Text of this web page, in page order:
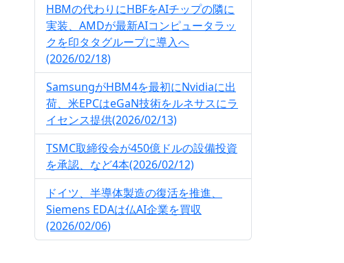
HBMの代わりにHBFをAIチップの隣に
実装、AMDが最新AIコンピュータラッ
クを印タタグループに導入へ
(2026/02/18)
SamsungがHBM4を最初にNvidiaに出
荷、米EPCはeGaN技術をルネサスにラ
イセンス提供(2026/02/13)
TSMC取締役会が450億ドルの設備投資
を承認、など4本(2026/02/12)
ドイツ、半導体製造の復活を推進、
Siemens EDAは仏AI企業を買収
(2026/02/06)